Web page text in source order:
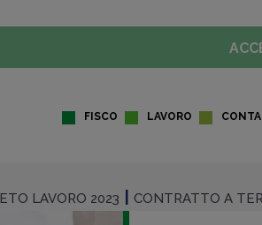
FISCO LAVORO
LAVORO 2023 CONTRATTO A